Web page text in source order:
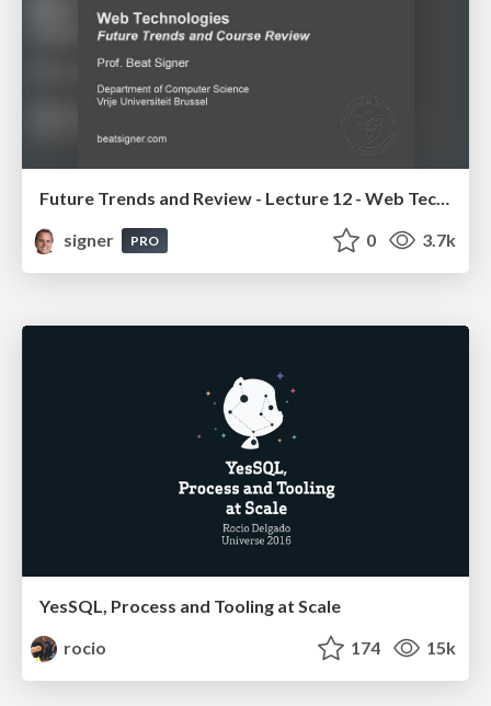
signer
PRO 0 3.7k
YesSQL, Process and Tooling at Scale
rocio
174 15k